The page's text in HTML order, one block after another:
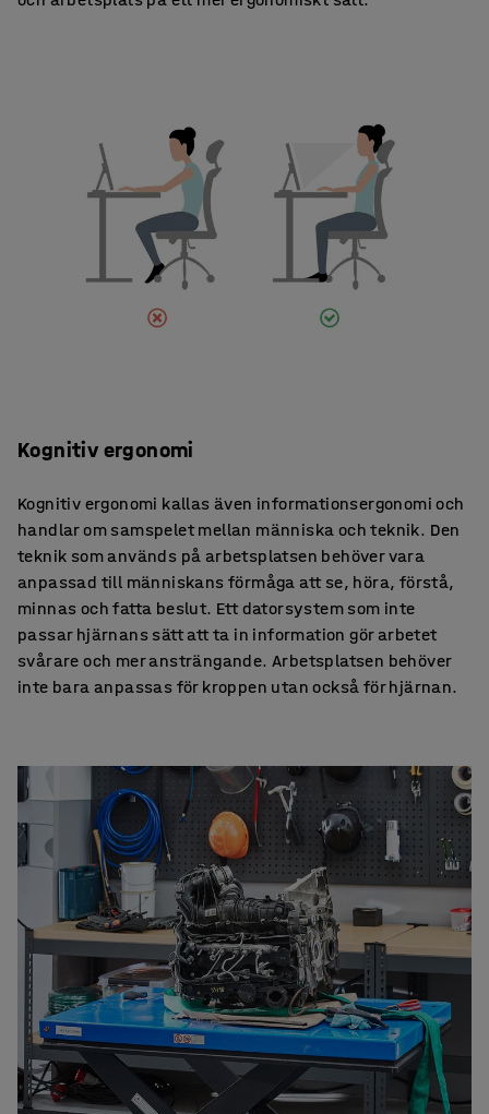
Kognitiv ergonomi
Kognitiv ergonomi kallas även informationsergonomi och
handlar om samspelet mellan människa och teknik. Den
teknik som används på arbetsplatsen behöver vara
anpassad till människans förmåga att se, höra, förstå,
minnas och fatta beslut. Ett datorsystem som inte
passar hjärnans sätt att ta in information gör arbetet
svårare och mer ansträngande. Arbetsplatsen behöver
inte bara anpassas för kroppen utan också för hjärnan.